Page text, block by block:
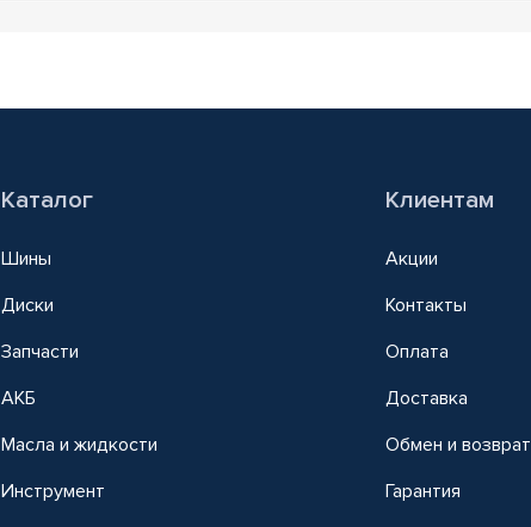
Каталог
Шины
Диски
Запчасти
АКБ
Масла и жидкости
Инструмент
Клиентам
Акции
Контакты
Оплата
Доставка
Обмен и возврат
Гарантия